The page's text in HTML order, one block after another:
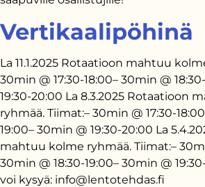
Vertikaalipöhinä
La 11.1.2025 Rotaatioon mahtuu
30min @ 17:30-18:00– 30min @
19:30-20:00 La 8.3.2025 Rotaatioon
ryhmää. Tiimat:– 30min @ 17:30-
19:00– 30min @ 19:30-20:00 La
mahtuu kolme ryhmää. Tiimat:–
30min @ 18:30-19:00– 30min @
voi kysyä: info@lentotehdas.fi